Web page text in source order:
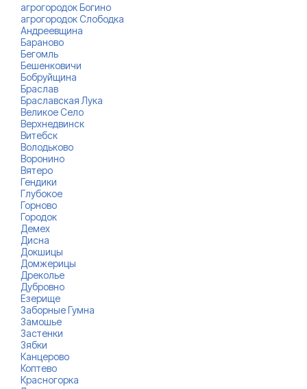
агрогородок Богино
агрогородок Слободка
Андреевщина
Бараново
Бегомль
Бешенковичи
Бобруйщина
Браслав
Браславская Лука
Великое Село
Верхнедвинск
Витебск
Володьково
Воронино
Вятеро
Гендики
Глубокое
Горново
Городок
Демех
Дисна
Докшицы
Домжерицы
Дреколье
Дубровно
Езерище
Заборные Гумна
Замошье
Застенки
Зябки
Канцерово
Коптево
Красногорка